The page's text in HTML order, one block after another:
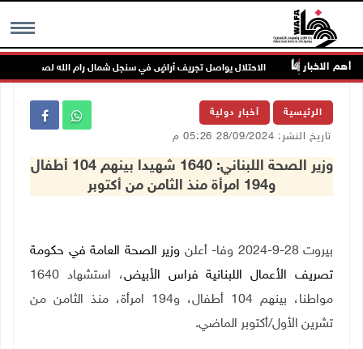
MENU أهم الاخبار الاحتلال يواصل تجريف أراضٍ في سنجل شمال رام الله لصالح بؤرة
الرئيسية أخبار دولية
تاريخ النشر: 28/09/2024 05:26 م
وزير الصحة اللبناني: 1640 شهيدا بينهم 104 أطفال
و194 امرأة منذ الثامن من أكتوبر
بيروت 28-9-2024 وفا- أعلن
وزير الصحة العامة في حكومة
تصريف الأعمال اللبنانية فراس الأبيض
، استشهاد 1640
مواطنا، بينهم 104 أطفال، و194 امرأة، منذ الثامن من
تشرين الأول/أكتوبر الماضي.